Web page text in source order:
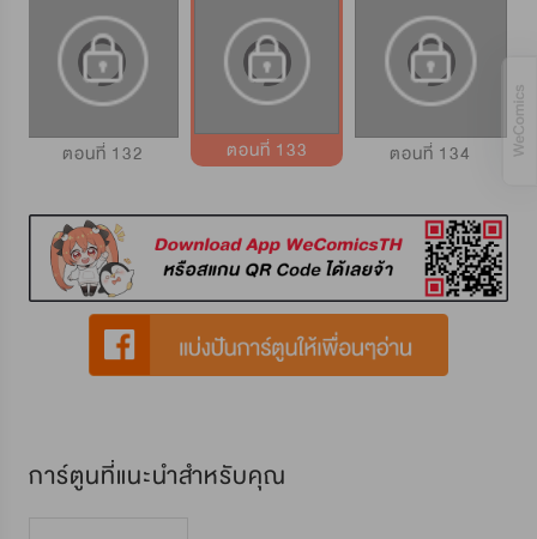
ตอนที่ 132 ตอนที่ 133 ตอนที่ 134
การ์ตูนที่แนะนำสำหรับคุณ